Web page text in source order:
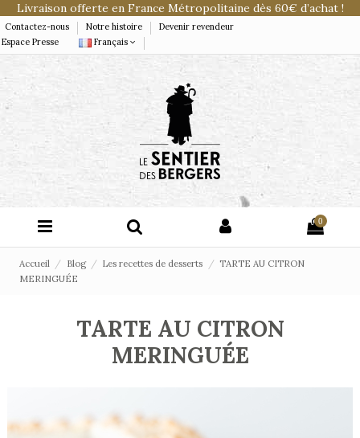
Livraison offerte en France Métropolitaine dès 60€ d’achat !
Contactez-nous Notre histoire
Devenir revendeur
Espace Presse
Français
0
Accueil Blog Les recettes de desserts
TARTE AU CITRON
MERINGUÉE
TARTE AU CITRON
MERINGUÉE